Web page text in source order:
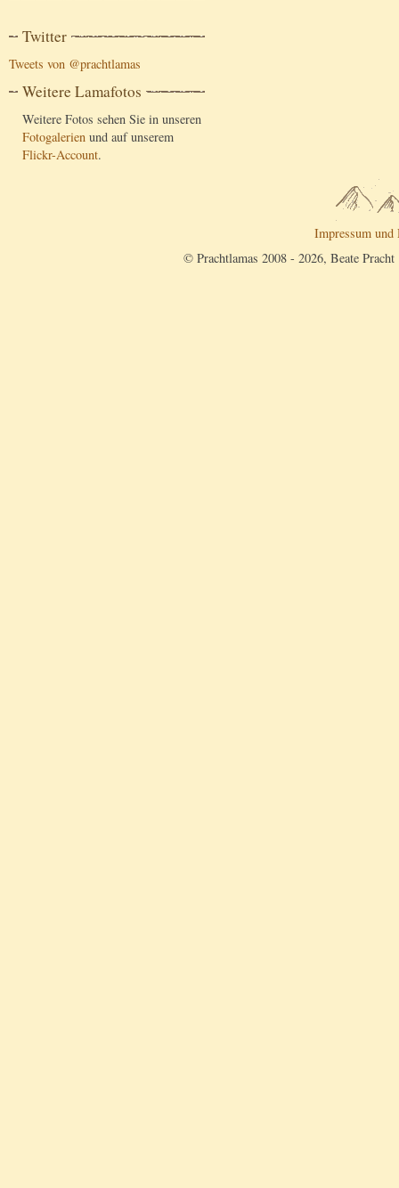
Twitter
Tweets von @prachtlamas
Weitere Lamafotos
Weitere Fotos sehen Sie in unseren
Fotogalerien und auf unserem
Flickr-Account.
Impressum und
© Prachtlamas 2008 - 2026, Beate Pracht